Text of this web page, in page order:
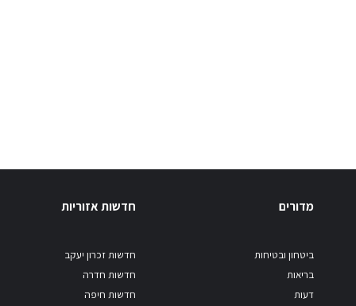
מדורים
ביטחון ובטיחות
בריאות
דעות
חדשות אזוריות
חדשות זכרון יעקב
חדשות חדרה
חדשות חיפה